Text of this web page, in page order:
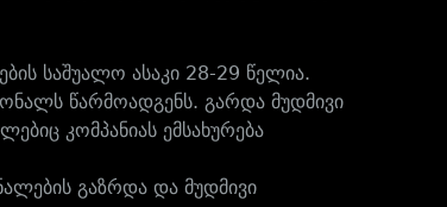
საშუალო ასაკი 28-29 წელია.
წარმოადგენს. გარდა მუდმივი
კომპანიას ემსახურება
გაზრდა და მუდმივი